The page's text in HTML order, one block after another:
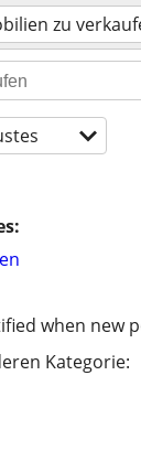
zu
when new
Kategorie: